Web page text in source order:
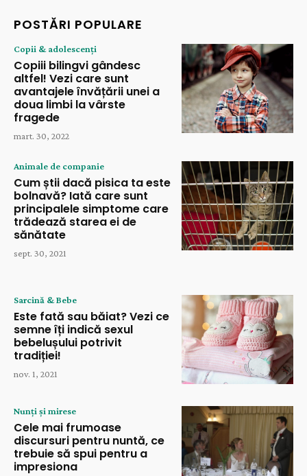
POSTĂRI POPULARE
Copii & adolescenți
Copiii bilingvi gândesc
altfel! Vezi care sunt
avantajele învățării unei a
doua limbi la vârste
fragede
mart. 30, 2022
Animale de companie
Cum știi dacă pisica ta este
bolnavă? Iată care sunt
principalele simptome care
trădează starea ei de
sănătate
sept. 30, 2021
Sarcină & Bebe
Este fată sau băiat? Vezi ce
semne îți indică sexul
bebelușului potrivit
tradiției!
nov. 1, 2021
Nunți și mirese
Cele mai frumoase
discursuri pentru nuntă, ce
trebuie să spui pentru a
impresiona